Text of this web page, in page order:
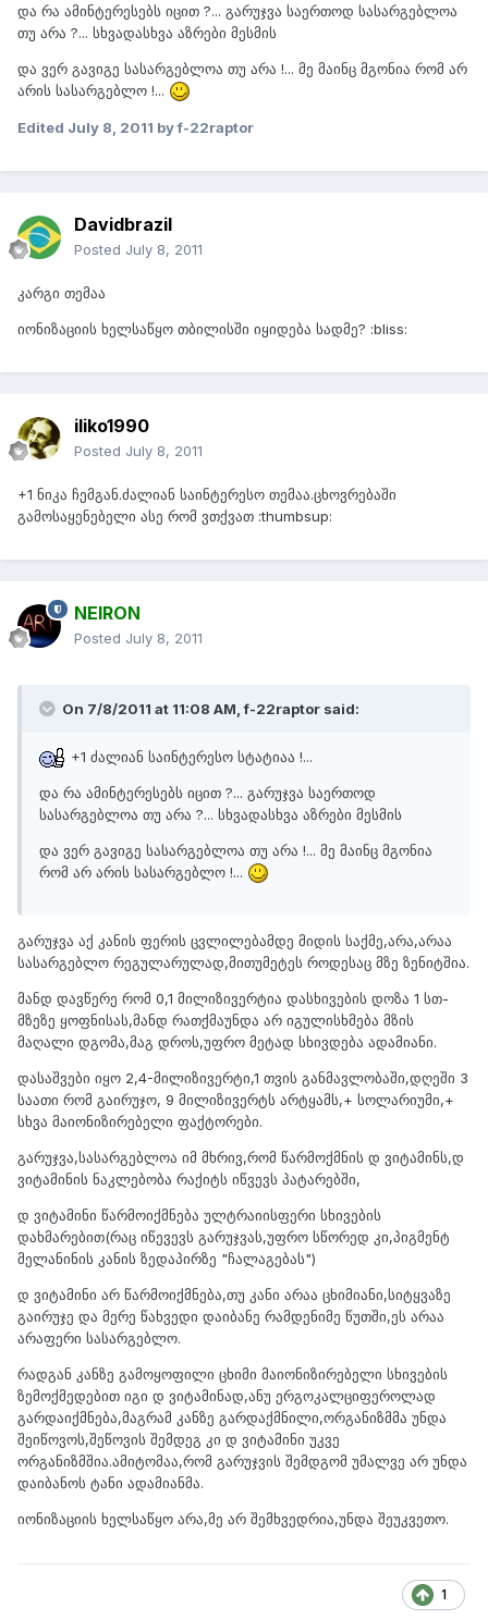
და რა ამინტერესებს იცით ?... გარუჯვა საერთოდ სასარგებლოა
თუ არა ?... სხვადასხვა აზრები მესმის
და ვერ გავიგე სასარგებლოა თუ არა !... მე მაინც მგონია რომ არ
არის სასარგებლო !...
Edited July 8, 2011 by f-22raptor
Davidbrazil
Posted July 8, 2011
კარგი თემაა
იონიზაციის ხელსაწყო თბილისში იყიდება სადმე? :bliss:
iliko1990
Posted July 8, 2011
+1 ნიკა ჩემგან.ძალიან საინტერესო თემაა.ცხოვრებაში
გამოსაყენებელი ასე რომ ვთქვათ :thumbsup:
NEIRON
Posted July 8, 2011
On 7/8/2011 at 11:08 AM, f-22raptor said:
+1 ძალიან საინტერესო სტატიაა !...
და რა ამინტერესებს იცით ?... გარუჯვა საერთოდ
სასარგებლოა თუ არა ?... სხვადასხვა აზრები მესმის
და ვერ გავიგე სასარგებლოა თუ არა !... მე მაინც მგონია
რომ არ არის სასარგებლო !...
გარუჯვა აქ კანის ფერის ცვლილებამდე მიდის საქმე,არა,არაა
სასარგებლო რეგულარულად,მითუმეტეს როდესაც მზე ზენიტშია.
მანდ დავწერე რომ 0,1 მილიზივერტია დასხივების დოზა 1 სთ-
მზეზე ყოფნისას,მანდ რათქმაუნდა არ იგულისხმება მზის
მაღალი დგომა,მაგ დროს,უფრო მეტად სხივდება ადამიანი.
დასაშვები იყო 2,4-მილიზივერტი,1 თვის განმავლობაში,დღეში 3
საათი რომ გაირუჯო, 9 მილიზივერტს არტყამს,+ სოლარიუმი,+
სხვა მაიონიზირებელი ფაქტორები.
გარუჯვა,სასარგებლოა იმ მხრივ,რომ წარმოქმნის დ ვიტამინს,დ
ვიტამინის ნაკლებობა რაქიტს იწვევს პატარებში,
დ ვიტამინი წარმოიქმნება ულტრაიისფერი სხივების
დახმარებით(რაც იწევევს გარუჯვას,უფრო სწორედ კი,პიგმენტ
მელანინის კანის ზედაპირზე "ჩალაგებას")
დ ვიტამინი არ წარმოიქმნება,თუ კანი არაა ცხიმიანი,სიტყვაზე
გაირუჯე და მერე წახვედი დაიბანე რამდენიმე წუთში,ეს არაა
არაფერი სასარგებლო.
რადგან კანზე გამოყოფილი ცხიმი მაიონიზირებელი სხივების
ზემოქმედებით იგი დ ვიტამინად,ანუ ერგოკალციფეროლად
გარდაიქმნება,მაგრამ კანზე გარდაქმნილი,ორგანიზმმა უნდა
შეიწოვოს,შეწოვის შემდეგ კი დ ვიტამინი უკვე
ორგანიზმშია.ამიტომაა,რომ გარუჯვის შემდგომ უმალვე არ უნდა
დაიბანოს ტანი ადამიანმა.
იონიზაციის ხელსაწყო არა,მე არ შემხვედრია,უნდა შეუკვეთო.
1